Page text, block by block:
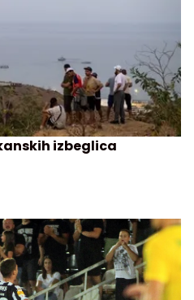
izbeglica